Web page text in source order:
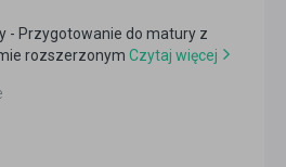
- Przygotowanie do matury z
rozszerzonym Czytaj więcej